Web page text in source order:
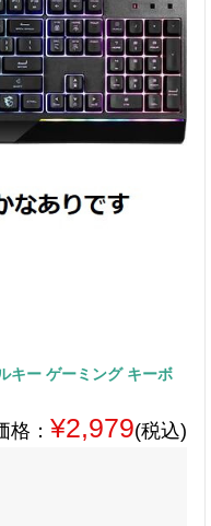
キー ゲーミング キーボ
格： ¥2,979(税込)